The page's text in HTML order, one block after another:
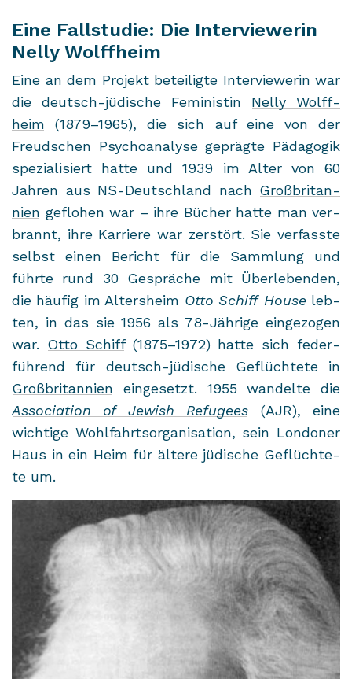
Eine Fallstudie: Die Interviewerin
Nelly Wolffheim
Eine an dem Pro­jekt be­tei­lig­te In­ter­viewe­rin war
die deutsch-​jüdische Fe­mi­nis­tin Nelly Wolff­
heim (1879–1965), die sich auf eine von der
Freud­schen Psy­cho­ana­ly­se ge­präg­te Päd­ago­gik
spe­zia­li­siert hatte und 1939 im Alter von 60
Jah­ren aus NS-​Deutschland nach Groß­bri­tan­
ni­en ge­flo­hen war – ihre Bü­cher hatte man ver­
brannt, ihre Kar­rie­re war zer­stört. Sie ver­fass­te
selbst einen Be­richt für die Samm­lung und
führ­te rund 30 Ge­sprä­che mit Über­le­ben­den,
die häu­fig im Al­ters­heim Otto Schiff Houseleb­
ten, in das sie 1956 als 78-​Jährige ein­ge­zo­gen
war. Otto Schiff(1875–1972) hatte sich fe­der­
füh­rend für deutsch-​jüdische Ge­flüch­te­te in
Groß­bri­tan­ni­en ein­ge­setzt. 1955 wan­del­te die
As­so­cia­ti­on of Je­wish Re­fu­gees (AJR), eine
wich­ti­ge Wohl­fahrts­or­ga­ni­sa­ti­on, sein Lon­do­ner
Haus in ein Heim für äl­te­re jü­di­sche Ge­flüch­te­
te um.